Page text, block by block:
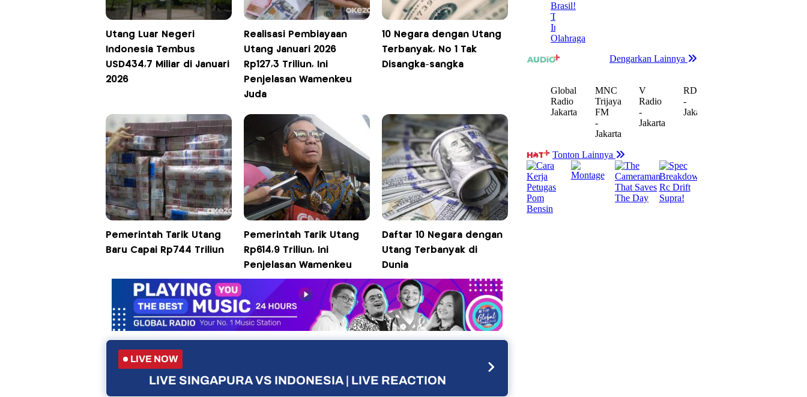
Utang Luar Negeri
Indonesia Tembus
USD434,7 Miliar di Januari
2026
Realisasi Pembiayaan
Utang Januari 2026
Rp127,3 Triliun, Ini
Penjelasan Wamenkeu
Juda
10 Negara dengan Utang
Terbanyak, No 1 Tak
Disangka-sangka
Pemerintah Tarik Utang
Baru Capai Rp744 Triliun
Pemerintah Tarik Utang
Rp614,9 Triliun, Ini
Penjelasan Wamenkeu
Daftar 10 Negara dengan
Utang Terbanyak di
Dunia
LIVE NOW
LIVE SINGAPURA VS INDONESIA | LIVE REACTION